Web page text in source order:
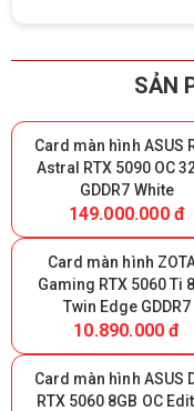
SẢN
Card màn hình ASUS
Astral RTX 5090 OC
GDDR7 White
149.000.000 đ
Card màn hình
Gaming RTX 5060 Ti
Twin Edge GDDR7
10.890.000 đ
Card màn hình ASUS
RTX 5060 8GB OC